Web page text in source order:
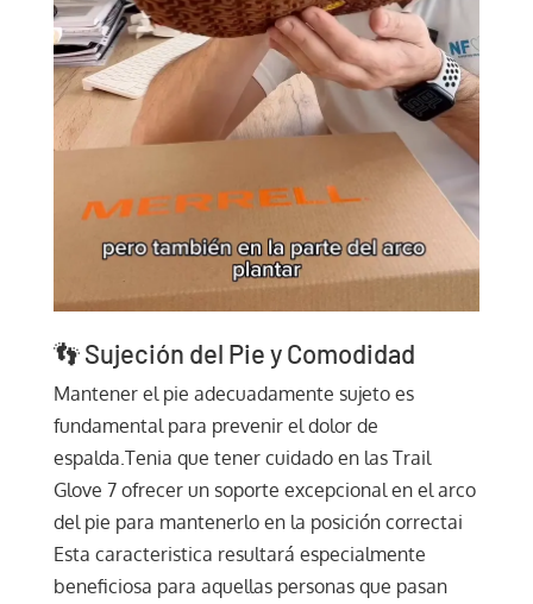
👣 Sujeción del Pie y Comodidad
Mantener el pie adecuadamente sujeto es
fundamental para prevenir el dolor de
espalda.Tenia que tener cuidado en las Trail
Glove 7 ofrecer un soporte excepcional en el arco
del pie para mantenerlo en la posición correctai
Esta caracteristica resultará especialmente
beneficiosa para aquellas personas que pasan